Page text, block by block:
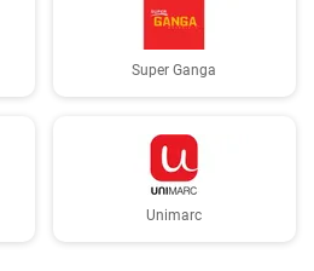
Super Ganga
Unimarc